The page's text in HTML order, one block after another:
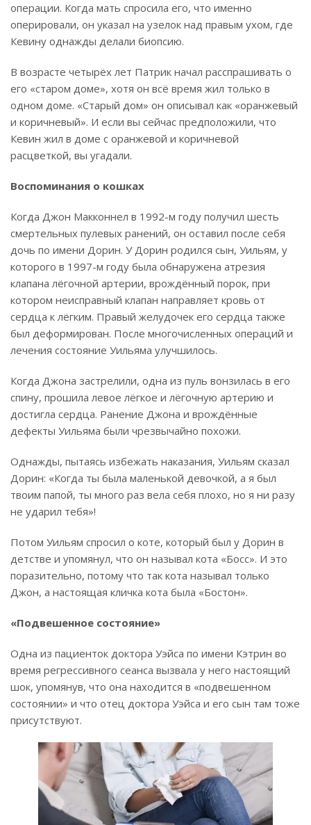
операции. Когда мать спросила его, что именно
оперировали, он указал на узелок над правым ухом, где
Кевину однажды делали биопсию.
В возрасте четырёх лет Патрик начал расспрашивать о
его «старом доме», хотя он всё время жил только в
одном доме. «Старый дом» он описывал как «оранжевый
и коричневый». И если вы сейчас предположили, что
Кевин жил в доме с оранжевой и коричневой
расцветкой, вы угадали.
Воспоминания о кошках
Когда Джон Макконнел в 1992-м году получил шесть
смертельных пулевых ранений, он оставил после себя
дочь по имени Дорин. У Дорин родился сын, Уильям, у
которого в 1997-м году была обнаружена атрезия
клапана лёгочной артерии, врождённый порок, при
котором неисправный клапан направляет кровь от
сердца к лёгким. Правый желудочек его сердца также
был деформирован. После многочисленных операций и
лечения состояние Уильяма улучшилось.
Когда Джона застрелили, одна из пуль вонзилась в его
спину, прошила левое лёгкое и лёгочную артерию и
достигла сердца. Ранение Джона и врождённые
дефекты Уильяма были чрезвычайно похожи.
Однажды, пытаясь избежать наказания, Уильям сказал
Дорин: «Когда ты была маленькой девочкой, а я был
твоим папой, ты много раз вела себя плохо, но я ни разу
не ударил тебя»!
Потом Уильям спросил о коте, который был у Дорин в
детстве и упомянул, что он называл кота «Босс». И это
поразительно, потому что так кота называл только
Джон, а настоящая кличка кота была «Бостон».
«Подвешенное состояние»
Одна из пациенток доктора Уэйса по имени Кэтрин во
время регрессивного сеанса вызвала у него настоящий
шок, упомянув, что она находится в «подвешенном
состоянии» и что отец доктора Уэйса и его сын там тоже
присутствуют.